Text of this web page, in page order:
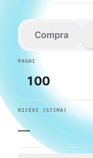
Compra
PAGHI
RICEVI (STIMA)
—